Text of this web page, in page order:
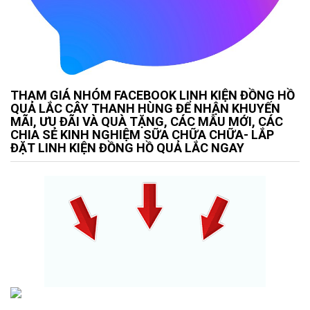
THAM GIÁ NHÓM FACEBOOK LINH KIỆN ĐỒNG HỒ
QUẢ LẮC CÂY THANH HÙNG ĐỂ NHẬN KHUYẾN
MÃI, ƯU ĐÃI VÀ QUÀ TẶNG, CÁC MẪU MỚI, CÁC
CHIA SẺ KINH NGHIỆM SỮA CHỮA CHỮA- LẮP
ĐẶT LINH KIỆN ĐỒNG HỒ QUẢ LẮC NGAY